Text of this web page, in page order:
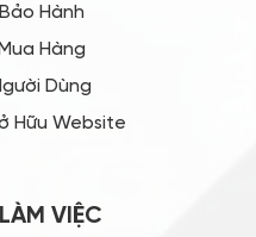
Hành
Hàng
Dùng
Hữu Website
VIỆC